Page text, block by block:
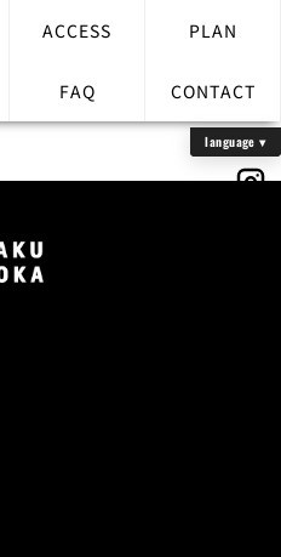
ACCESS PLAN
FAQ CONTACT
りますか？